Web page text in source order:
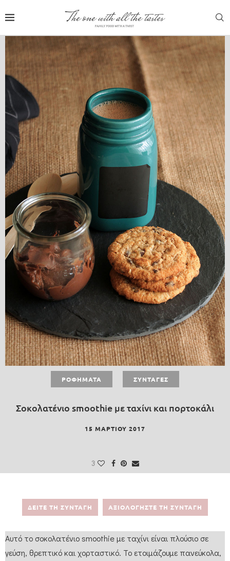
ΡΟΦΉΜΑΤΑ ΣΥΝΤΑΓΈΣ
Σοκολατένιο smoothie με ταχίνι και πορτοκάλι
15 ΜΑΡΤΊΟΥ 2017
3
ΔΕΙΤΕ ΤΗ ΣΥΝΤΑΓΗ ΑΞΙΟΛΟΓΗΣΤΕ ΤΗ ΣΥΝΤΑΓΗ
Αυτό το σοκολατένιο smoothie με ταχίνι είναι πλούσιο σε
γεύση, θρεπτικό και χορταστικό. Το ετοιμάζουμε πανεύκολα,